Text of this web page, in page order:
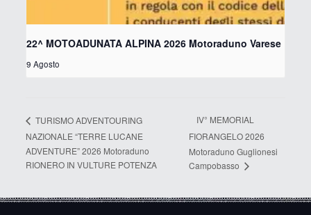
22^ MOTOADUNATA ALPINA 2026 Motoraduno Varese
9 Agosto
TURISMO ADVENTOURING
NAZIONALE “TERRE LUCANE
ADVENTURE” 2026 Motoraduno
RIONERO IN VULTURE POTENZA
IV° MEMORIAL
FIORANGELO 2026
Motoraduno Guglionesi
Campobasso